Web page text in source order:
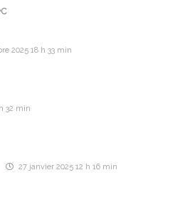
2025 18 h 33 min
32 min
27 janvier 2025 12 h 16 min